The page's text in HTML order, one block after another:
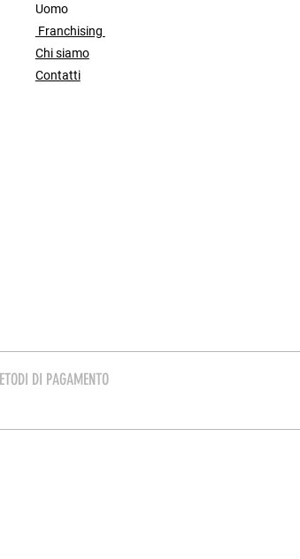
Uomo
Franchising
Chi siamo
Contatti
DI PAGAMENTO